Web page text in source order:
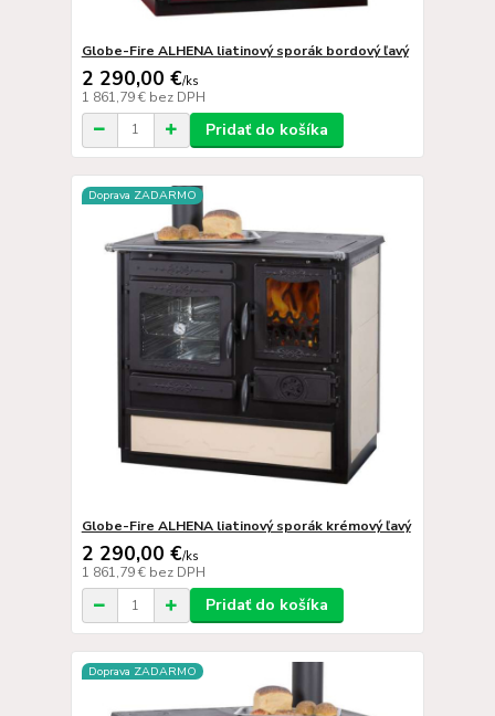
Globe-Fire ALHENA liatinový sporák bordový ľavý
2 290,00 €/ks
1 861,79 € bez DPH
Pridať do košíka
Doprava ZADARMO
Globe-Fire ALHENA liatinový sporák krémový ľavý
2 290,00 €/ks
1 861,79 € bez DPH
Pridať do košíka
Doprava ZADARMO